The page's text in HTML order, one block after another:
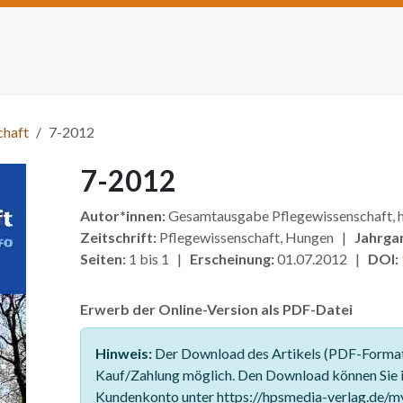
7-2012
7-2012
Autor*innen:Gesamtausgabe Pflegewissenschaft,
Zeitschrift:Pflegewissenschaft, Hungen |
Seiten:1 bis 1 | Erscheinung:01.07.2012 | DOI:
Erwerb der Online-Version als PDF-Datei
Hinweis:Der Download des Artikels (PDF-
Kauf/Zahlung möglich. Den Download können Sie
Kundenkonto unter https://hpsmedia-verlag.de/